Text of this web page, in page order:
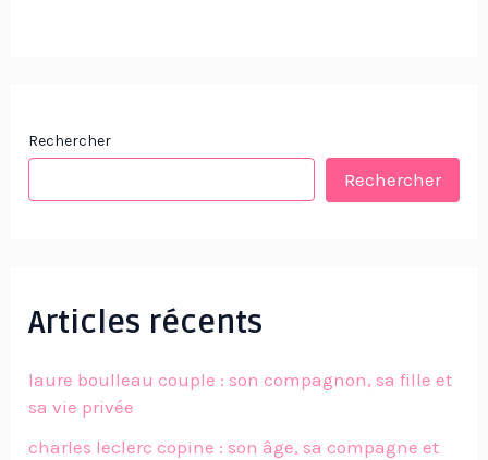
Rechercher
Rechercher
Articles récents
laure boulleau couple : son compagnon, sa fille et
sa vie privée
charles leclerc copine : son âge, sa compagne et